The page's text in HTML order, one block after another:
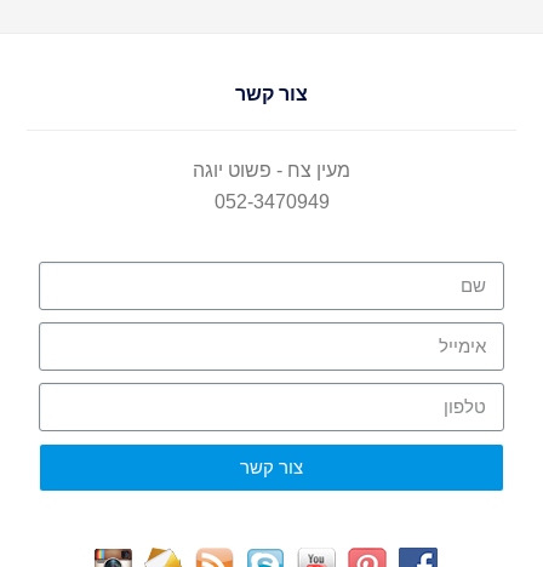
צור קשר
מעין צח - פשוט יוגה
052-3470949
צור קשר